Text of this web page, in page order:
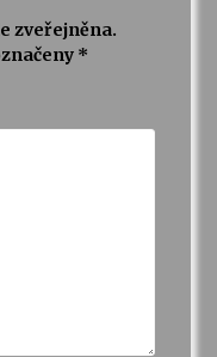
zveřejněna.
*